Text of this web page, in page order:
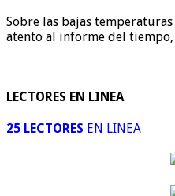
Sobre las bajas
atento al informe del
LECTORES EN LINEA
25 LECTORES EN LINEA